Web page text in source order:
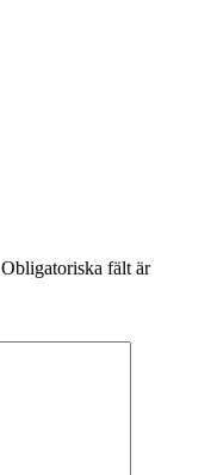
Obligatoriska fält är